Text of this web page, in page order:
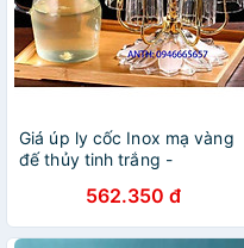
Giá úp ly cốc Inox mạ vàng
đế thủy tinh trắng -
562.350 đ